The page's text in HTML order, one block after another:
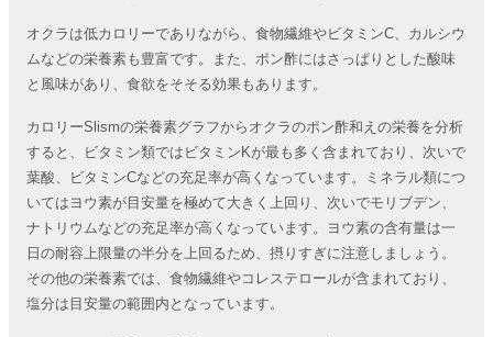
オクラは低カロリーでありながら、食物繊維やビタミンC、カルシウ
ムなどの栄養素も豊富です。また、ポン酢にはさっぱりとした酸味
と風味があり、食欲をそそる効果もあります。
カロリーSlismの栄養素グラフからオクラのポン酢和えの栄養を分析
すると、ビタミン類ではビタミンKが最も多く含まれており、次いで
葉酸、ビタミンCなどの充足率が高くなっています。ミネラル類につ
いてはヨウ素が目安量を極めて大きく上回り、次いでモリブデン、
ナトリウムなどの充足率が高くなっています。ヨウ素の含有量は一
日の耐容上限量の半分を上回るため、摂りすぎに注意しましょう。
その他の栄養素では、食物繊維やコレステロールが含まれており、
塩分は目安量の範囲内となっています。